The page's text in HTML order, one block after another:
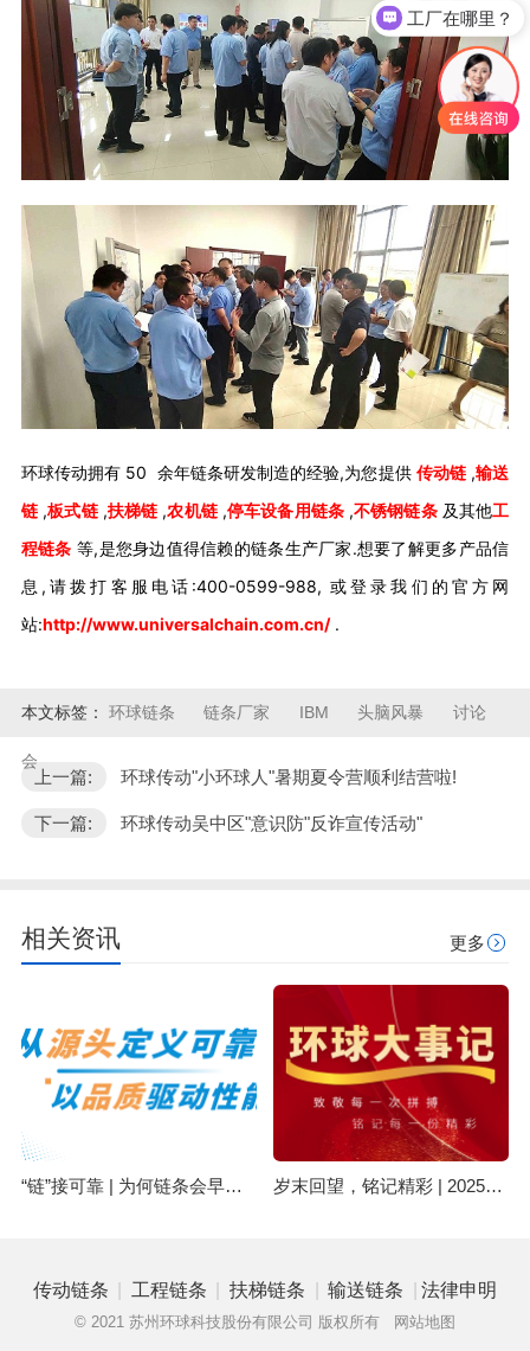
环球传动拥有 50 余年链条研发制造的经验,为您提供 传动链 ,输送
链 ,板式链 ,扶梯链 ,农机链 ,停车设备用链条 ,不锈钢链条 及其他工
程链条 等,是您身边值得信赖的链条生产厂家.想要了解更多产品信
息,请拨打客服电话:400-0599-988, 或登录我们的官方网
站:http://www.universalchain.com.cn/ .
本文标签： 环球链条 链条厂家 IBM 头脑风暴 讨论
会
上一篇: 环球传动"小环球人"暑期夏令营顺利结营啦!
下一篇: 环球传动吴中区"意识防"反诈宣传活动"
相关资讯 更多
“链”接可靠 | 为何链条会早期失效？可能与原材料有关 岁末回望，铭记精彩 | 2025环球集团精彩回顾
传动链条 | 工程链条 | 扶梯链条 | 输送链条 | 法律申明
© 2021 苏州环球科技股份有限公司 版权所有 网站地图
工厂在哪里？